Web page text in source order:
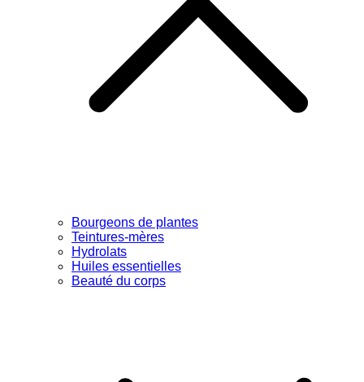
Bourgeons de plantes
Teintures-mères
Hydrolats
Huiles essentielles
Beauté du corps